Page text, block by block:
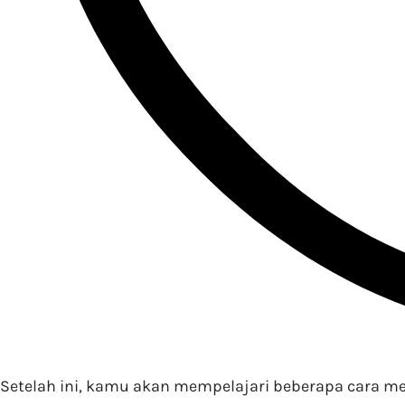
Setelah ini, kamu akan mempelajari beberapa cara